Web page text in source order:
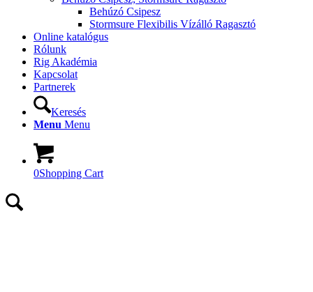
Behúzó Csipesz
Stormsure Flexibilis Vízálló Ragasztó
Online katalógus
Rólunk
Rig Akadémia
Kapcsolat
Partnerek
Keresés
Menu Menu
0Shopping Cart